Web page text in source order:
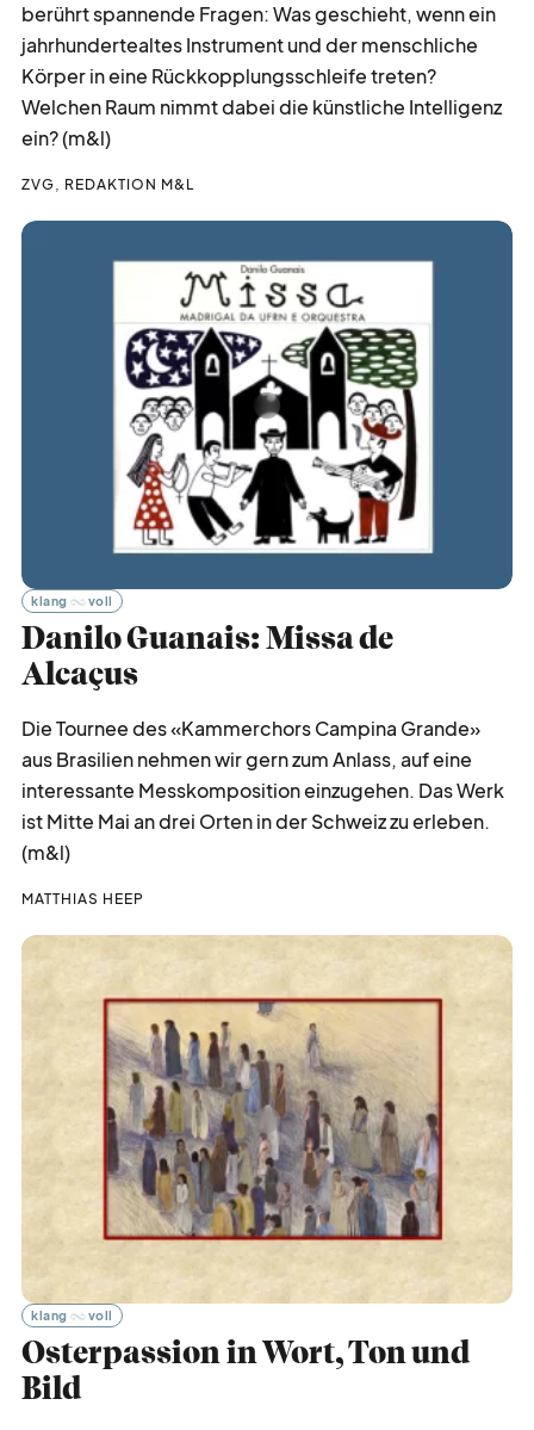
berührt spannende Fragen: Was geschieht, wenn ein
jahrhundertealtes Instrument und der menschliche
Körper in eine Rückkopplungsschleife treten?
Welchen Raum nimmt dabei die künstliche Intelligenz
ein? (m&l)
ZVG, REDAKTION M&L
klang voll
Danilo Guanais: Missa de
Alcaçus
Die Tournee des «Kammerchors Campina Grande»
aus Brasilien nehmen wir gern zum Anlass, auf eine
interessante Messkomposition einzugehen. Das Werk
ist Mitte Mai an drei Orten in der Schweiz zu erleben.
(m&l)
MATTHIAS HEEP
klang voll
Osterpassion in Wort, Ton und
Bild